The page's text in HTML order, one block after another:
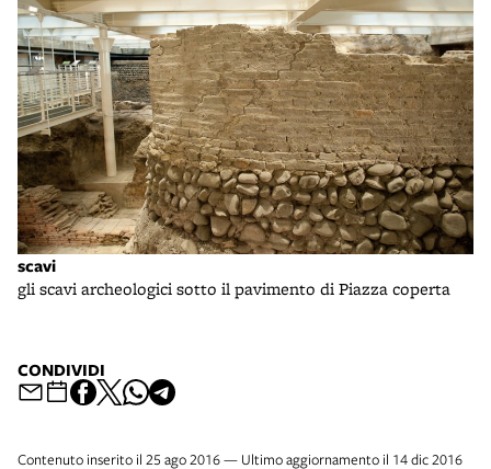
scavi
gli scavi archeologici sotto il pavimento di Piazza coperta
CONDIVIDI
Contenuto inserito il 25 ago 2016 — Ultimo aggiornamento il 14 dic 2016